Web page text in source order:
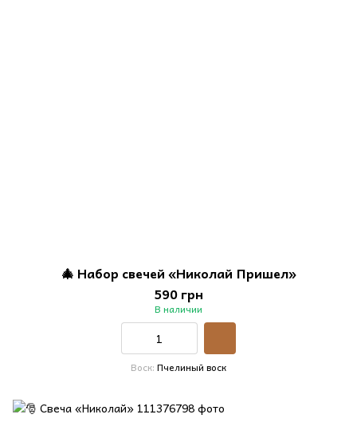
🎄 Набор свечей «Николай Пришел»
590 грн
В наличии
Воск Пчелиный воск